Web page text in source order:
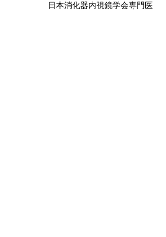
日本消化器内視鏡学会専門医